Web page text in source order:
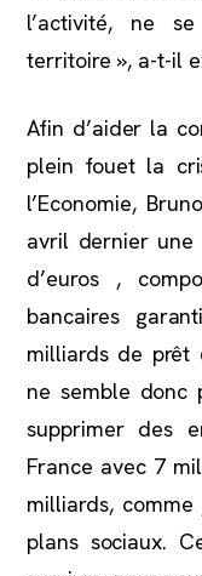
l’activité, ne
territoire », a-t-il
Afin d’aider la
plein fouet la
l’Economie,
avril dernier
d’euros ,
bancaires
milliards de prêt
ne semble donc
supprimer des
France avec 7
milliards,
plans sociaux.